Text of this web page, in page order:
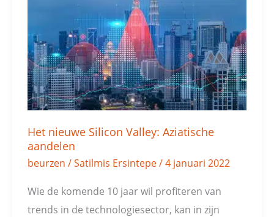
Het nieuwe Silicon Valley: Aziatische
aandelen
beurzen /Satilmis Ersintepe/4 januari 2022
Wie de komende 10 jaar wil profiteren van
trends in de technologiesector, kan in zijn
Aziatische
aandelen